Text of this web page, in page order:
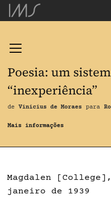
Poesia: um
“inexperiência”
de Vinicius de Moraes para
Magdalen
janeiro de 1939